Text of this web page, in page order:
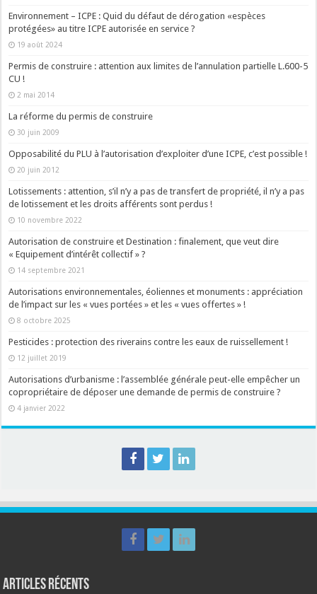
Environnement – ICPE : Quid du défaut de dérogation «espèces
protégées» au titre ICPE autorisée en service ?
19 août 2024
Permis de construire : attention aux limites de l’annulation partielle L.600-5
CU !
2 mai 2014
La réforme du permis de construire
30 juin 2009
Opposabilité du PLU à l’autorisation d’exploiter d’une ICPE, c’est possible !
20 juin 2012
Lotissements : attention, s’il n’y a pas de transfert de propriété, il n’y a pas
de lotissement et les droits afférents sont perdus !
10 novembre 2022
Autorisation de construire et Destination : finalement, que veut dire
« Equipement d’intérêt collectif » ?
14 septembre 2021
Autorisations environnementales, éoliennes et monuments : appréciation
de l’impact sur les « vues portées » et les « vues offertes » !
8 octobre 2025
Pesticides : protection des riverains contre les eaux de ruissellement !
12 juillet 2019
Autorisations d’urbanisme : l’assemblée générale peut-elle empêcher un
copropriétaire de déposer une demande de permis de construire ?
4 janvier 2022
Articles récents